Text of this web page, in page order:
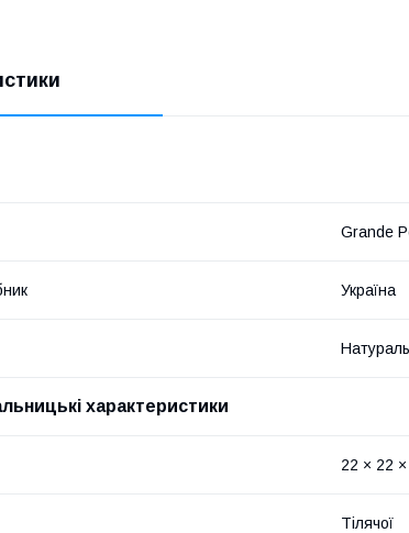
Grande
Україна
характеристики
22 × 22
Тілячої